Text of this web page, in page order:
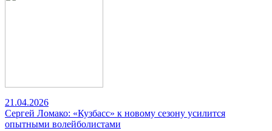
21.04.2026
Сергей Ломако: «Кузбасс» к новому сезону усилится
опытными волейболистами